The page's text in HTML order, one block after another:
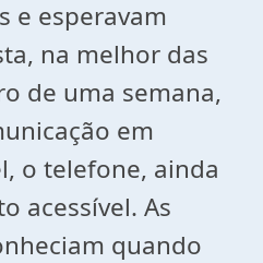
e esperavam
na melhor das
de uma semana,
em
o telefone, ainda
acessível. As
quando